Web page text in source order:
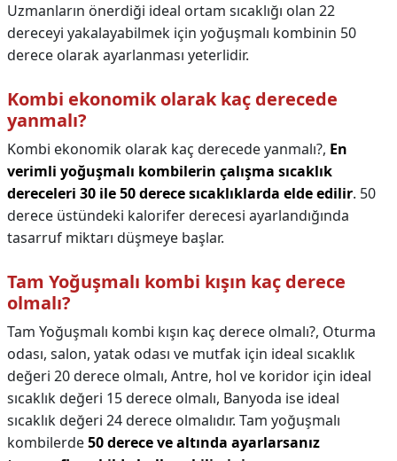
Uzmanların önerdiği ideal ortam sıcaklığı olan 22
dereceyi yakalayabilmek için yoğuşmalı kombinin 50
derece olarak ayarlanması yeterlidir.
Kombi ekonomik olarak kaç derecede
yanmalı?
Kombi ekonomik olarak kaç derecede yanmalı?, En
verimli yoğuşmalı kombilerin çalışma sıcaklık
dereceleri 30 ile 50 derece sıcaklıklarda elde edilir. 50
derece üstündeki kalorifer derecesi ayarlandığında
tasarruf miktarı düşmeye başlar.
Tam Yoğuşmalı kombi kışın kaç derece
olmalı?
Tam Yoğuşmalı kombi kışın kaç derece olmalı?, Oturma
odası, salon, yatak odası ve mutfak için ideal sıcaklık
değeri 20 derece olmalı, Antre, hol ve koridor için ideal
sıcaklık değeri 15 derece olmalı, Banyoda ise ideal
sıcaklık değeri 24 derece olmalıdır. Tam yoğuşmalı
kombilerde50 derece ve altında ayarlarsanız